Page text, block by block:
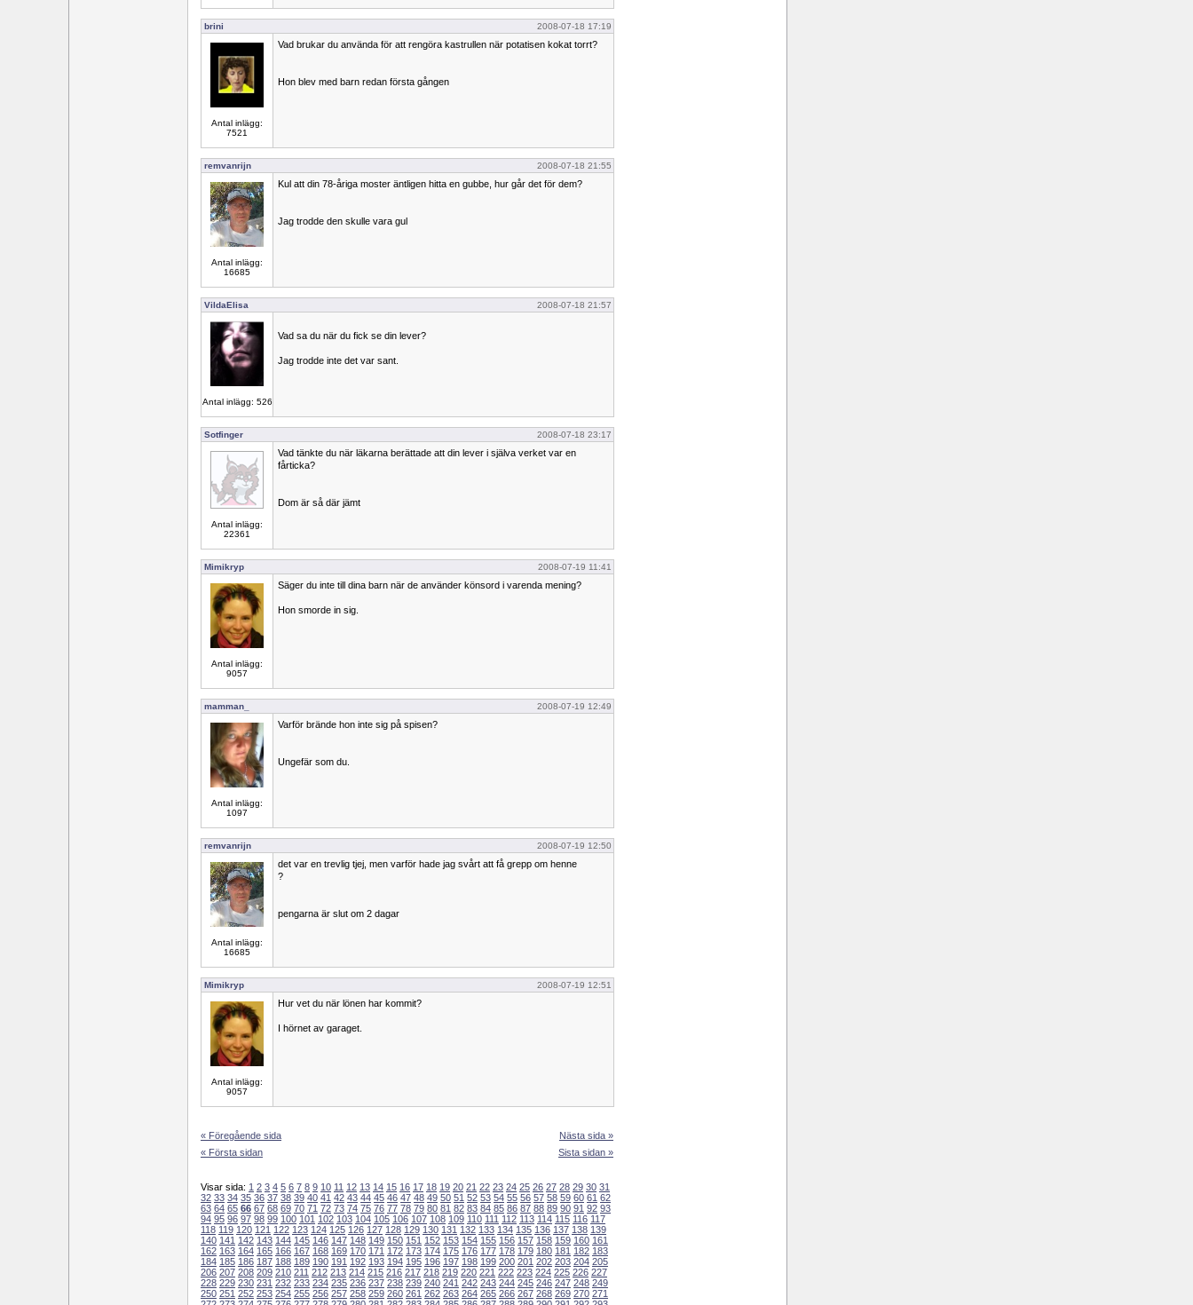
brini 2008-07-18 17:19
Antal inlägg:
7521
Vad brukar du använda för att rengöra kastrullen när potatisen kokat torrt?
Hon blev med barn redan första gången
remvanrijn 2008-07-18 21:55
Antal inlägg:
16685
Kul att din 78-åriga moster äntligen hitta en gubbe, hur går det för dem?
Jag trodde den skulle vara gul
VildaElisa 2008-07-18 21:57
Antal inlägg: 526
Vad sa du när du fick se din lever?
Jag trodde inte det var sant.
Sotfinger 2008-07-18 23:17
Antal inlägg:
22361
Vad tänkte du när läkarna berättade att din lever i själva verket var en
fårticka?
Dom är så där jämt
Mimikryp 2008-07-19 11:41
Antal inlägg:
9057
Säger du inte till dina barn när de använder könsord i varenda mening?
Hon smorde in sig.
mamman_ 2008-07-19 12:49
Antal inlägg:
1097
Varför brände hon inte sig på spisen?
Ungefär som du.
remvanrijn 2008-07-19 12:50
Antal inlägg:
16685
det var en trevlig tjej, men varför hade jag svårt att få grepp om henne
?
pengarna är slut om 2 dagar
Mimikryp 2008-07-19 12:51
Antal inlägg:
9057
Hur vet du när lönen har kommit?
I hörnet av garaget.
« Föregående sida
« Första sidan
Nästa sida »
Sista sidan »
Visar sida: 1 2 3 4 5 6 7 8 9 10 11 12 13 14 15 16 17 18 19 20 21 22 23 24 25 26 27 28 29 30 31
32 33 34 35 36 37 38 39 40 41 42 43 44 45 46 47 48 49 50 51 52 53 54 55 56 57 58 59 60 61 62
63 64 65 66 67 68 69 70 71 72 73 74 75 76 77 78 79 80 81 82 83 84 85 86 87 88 89 90 91 92 93
94 95 96 97 98 99 100 101 102 103 104 105 106 107 108 109 110 111 112 113 114 115 116 117
118 119 120 121 122 123 124 125 126 127 128 129 130 131 132 133 134 135 136 137 138 139
140 141 142 143 144 145 146 147 148 149 150 151 152 153 154 155 156 157 158 159 160 161
162 163 164 165 166 167 168 169 170 171 172 173 174 175 176 177 178 179 180 181 182 183
184 185 186 187 188 189 190 191 192 193 194 195 196 197 198 199 200 201 202 203 204 205
206 207 208 209 210 211 212 213 214 215 216 217 218 219 220 221 222 223 224 225 226 227
228 229 230 231 232 233 234 235 236 237 238 239 240 241 242 243 244 245 246 247 248 249
250 251 252 253 254 255 256 257 258 259 260 261 262 263 264 265 266 267 268 269 270 271